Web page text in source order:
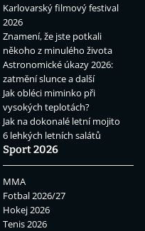
Karlovarský filmový festival
2026
Znamení, že jste potkali
někoho z minulého života
Astronomické úkazy 2026:
zatmění slunce a další
Jak obléci miminko při
vysokých teplotách?
Jak na dokonalé letní mojito
6 lehkých letních salátů
Sport 2026
MMA
Fotbal 2026/27
Hokej 2026
Tenis 2026